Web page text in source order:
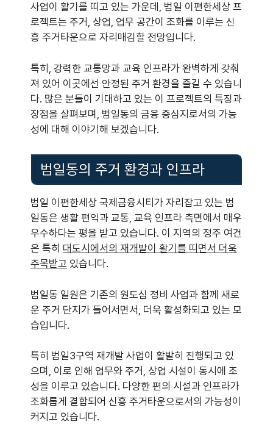
사업이 활기를 띠고 있는 가운데, 범일 이편한세상 프
로젝트는 주거, 상업, 업무 공간이 조화를 이루는 신
흥 주거타운으로 자리매김할 전망입니다.
특히, 강력한 교통망과 교육 인프라가 완벽하게 갖춰
져 있어 이곳에선 안정된 주거 환경을 즐길 수 있습니
다. 많은 분들이 기대하고 있는 이 프로젝트의 특징과
장점을 살펴보며, 범일동의 금융 중심지로서의 가능
성에 대해 이야기해 보겠습니다.
범일동의 주거 환경과 인프라
범일 이편한세상 국제금융시티가 자리잡고 있는 범
일동은 생활 편익과 교통, 교육 인프라 측면에서 매우
우수하다는 평을 받고 있습니다. 이 지역의 정주 여건
은 특히 대도시에서의 재개발이 활기를 띠면서 더욱
주목받고 있습니다.
범일동 일원은 기존의 원도심 정비 사업과 함께 새로
운 주거 단지가 들어서면서, 더욱 활성화되고 있는 모
습입니다.
특히 범일3구역 재개발 사업이 활발히 진행되고 있
으며, 이로 인해 업무와 주거, 상업 시설이 동시에 조
성을 이루고 있습니다. 다양한 편의 시설과 인프라가
조화롭게 결합되어 신흥 주거타운으로서의 가능성이
커지고 있습니다.